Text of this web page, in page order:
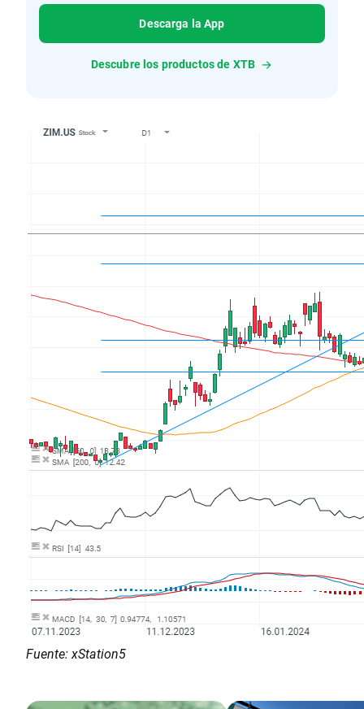
Descarga la App
Descubre los productos de XTB
Fuente: xStation5